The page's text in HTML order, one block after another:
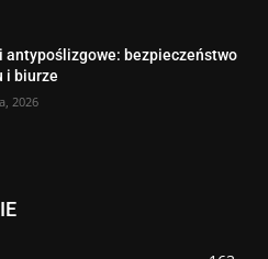
antypoślizgowe: bezpieczeństwo
i biurze
2026